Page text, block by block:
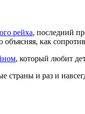
рейха, последний
как
, который любит
страны и раз и